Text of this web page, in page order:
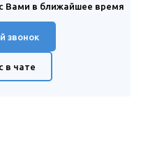
Вами в ближайшее время
звонок
в чате